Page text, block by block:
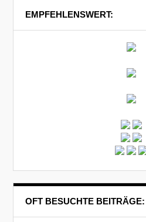
EMPFEHLENSWERT:
OFT BESUCHTE BEITRÄGE: